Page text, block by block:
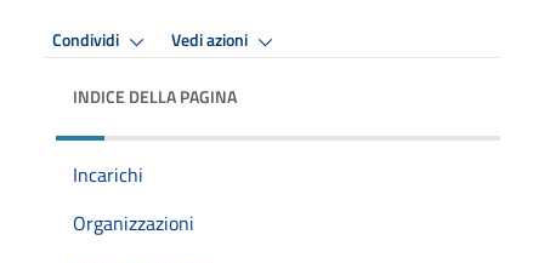
Condividi Vedi azioni
INDICE DELLA PAGINA
Incarichi
Organizzazioni